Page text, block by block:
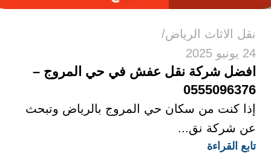
نقل الاثاث الرياض
24 يونيو 2025
افضل شركة نقل عفش في حي المروج –
0555096376
إذا كنت من سكان حي المروج بالرياض وتبحث
عن شركة نق...
تابع القراءة